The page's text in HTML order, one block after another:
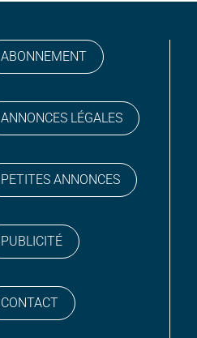
ABONNEMENT
ANNONCES LÉGALES
PETITES ANNONCES
PUBLICITÉ
CONTACT